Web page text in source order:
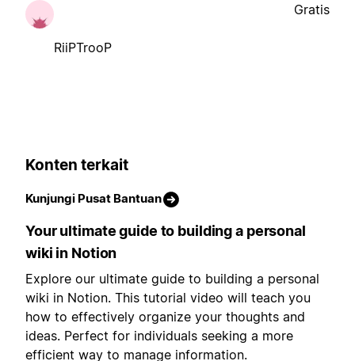
RiiPTrooP
Gratis
Konten terkait
Kunjungi Pusat Bantuan
Your ultimate guide to building a personal
wiki in Notion
Explore our ultimate guide to building a personal
wiki in Notion. This tutorial video will teach you
how to effectively organize your thoughts and
ideas. Perfect for individuals seeking a more
efficient way to manage information.